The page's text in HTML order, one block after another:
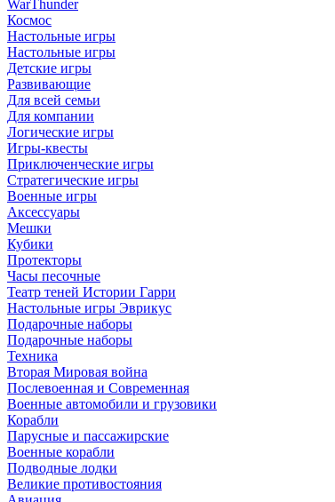
WarThunder
Космос
Настольные игры
Настольные игры
Детские игры
Развивающие
Для всей семьи
Для компании
Логические игры
Игры-квесты
Приключенческие игры
Стратегические игры
Военные игры
Аксессуары
Мешки
Кубики
Протекторы
Часы песочные
Театр теней Истории Гарри
Настольные игры Эврикус
Подарочные наборы
Подарочные наборы
Техника
Вторая Мировая война
Послевоенная и Современная
Военные автомобили и грузовики
Корабли
Парусные и пассажирские
Военные корабли
Подводные лодки
Великие противостояния